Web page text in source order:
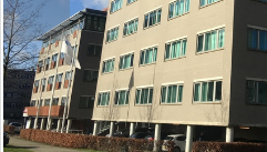
adverteren
Blog
Registreren
Login